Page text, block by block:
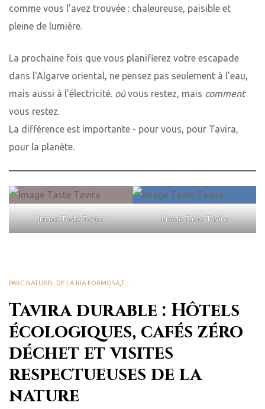
comme vous l'avez trouvée : chaleureuse, paisible et
pleine de lumière.
La prochaine fois que vous planifierez votre escapade
dans l'Algarve oriental, ne pensez pas seulement à l'eau,
mais aussi à l'électricité. oùvous restez, mais comment
vous restez.
La différence est importante - pour vous, pour Tavira,
pour la planète.
Image Taste Tavira Image Taste Tavira
Tavira durable : Hôtels
écologiques, cafés zéro
déchet et visites
respectueuses de la
nature
PARC NATUREL DE LA RIA FORMOSATASTE TAVIRA